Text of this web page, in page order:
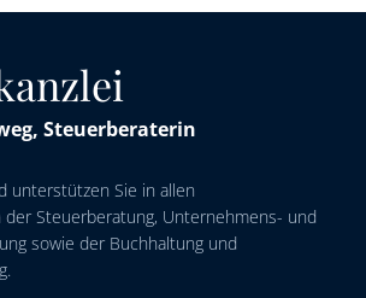
Steuerberaterin
unterstützen Sie in allen
der Steuerberatung, Unternehmens- und
sowie der Buchhaltung und